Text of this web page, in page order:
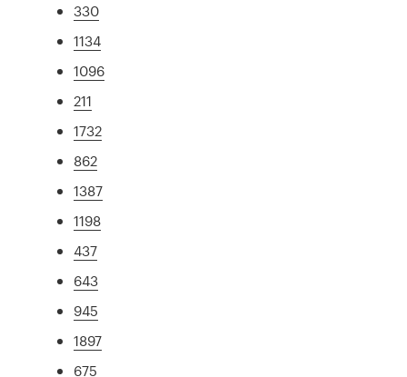
330
1134
1096
211
1732
862
1387
1198
437
643
945
1897
675